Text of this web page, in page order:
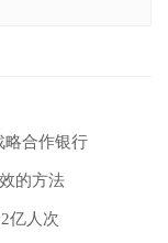
略合作银行
的方法
亿人次